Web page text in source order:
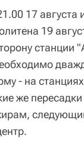
17 августа
19
станции
- на
же пересадки